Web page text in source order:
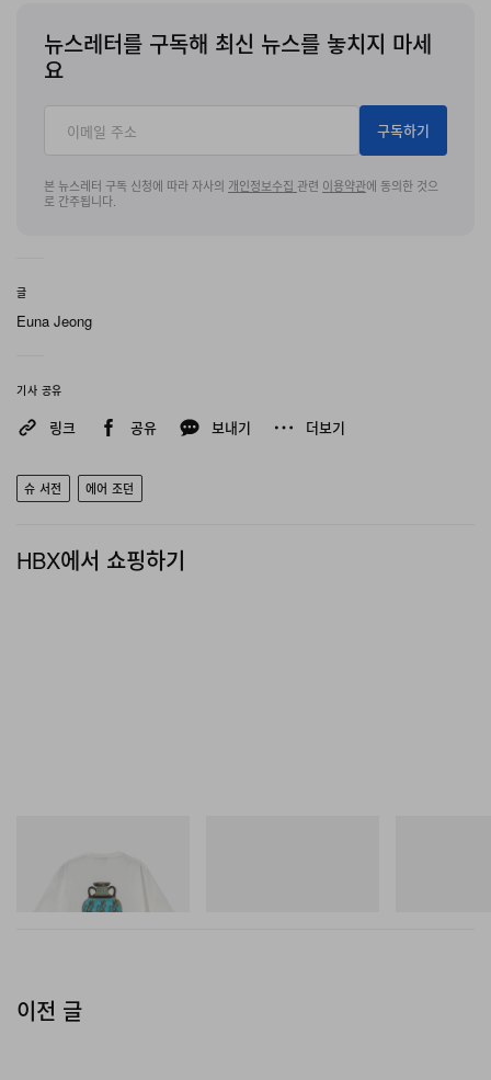
뉴스레터를 구독해 최신 뉴스를 놓치지 마세
요
구독하기
본 뉴스레터 구독 신청에 따라 자사의 개인정보수집 관련 이용약관에 동의한 것으
로 간주됩니다.
글
Euna Jeong
기사 공유
링크 공유 보내기 더보기
슈 서전 에어 조던
HBX에서 쇼핑하기
이전 글